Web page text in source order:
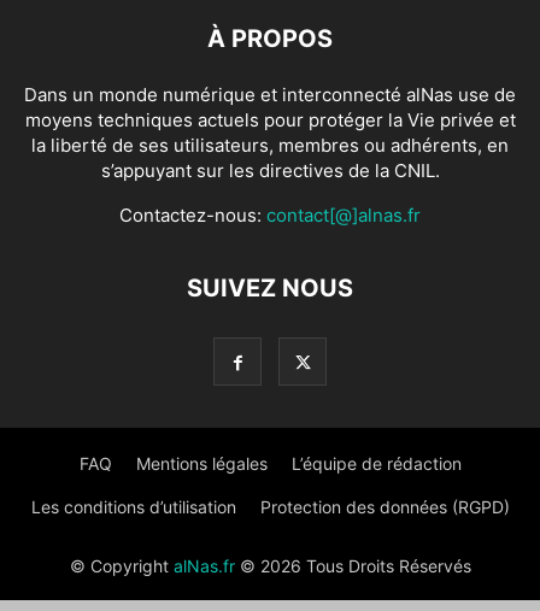
À PROPOS
Dans un monde numérique et interconnecté alNas use de
moyens techniques actuels pour protéger la Vie privée et
la liberté de ses utilisateurs, membres ou adhérents, en
s’appuyant sur les directives de la CNIL.
Contactez-nous: contact[@]alnas.fr
SUIVEZ NOUS
FAQ Mentions légales L’équipe de rédaction
Les conditions d’utilisation Protection des données (RGPD)
© Copyright alNas.fr© 2026 Tous Droits Réservés